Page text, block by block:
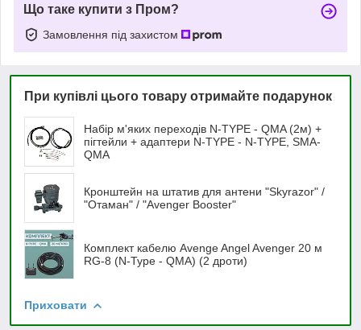
Що таке купити з Пром?
Замовлення під захистом
При купівлі цього товару отримайте подарунок
Набір м'яких переходів N-TYPE - QMA (2м) +
пігтейли + адаптери N-TYPE - N-TYPE, SMA-
QMA
Кронштейн на штатив для антени "Skyrazor" /
"Отаман" / "Avenger Booster"
Комплект кабелю Avenge Angel Avenger 20 м
RG-8 (N-Type - QMA) (2 дроти)
Приховати